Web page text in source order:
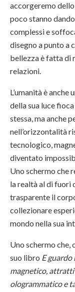
accorgeremo dello
poco stanno
complessi e
disegno a punto a
bellezza è fatta di
relazioni.
L’umanità è anche
della sua luce
stessa, ma anche
nell’orizzontalità
tecnologico,
diventato
Uno schermo che
la realtà al di fuori
trasparente il
collezionare
mondo nella sua
Uno schermo
suo libro E guardo
magnetico,
ologrammatico e